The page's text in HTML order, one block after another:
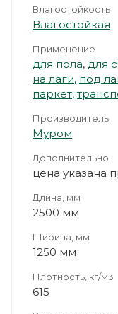
Влагостойкость
Влагостойкая
Применение
для пола, для
на лаги, под
паркет,
Производитель
Муром
Дополнительно
цена указана
Длина, мм
2500 мм
Ширина, мм
1250 мм
Плотность, кг/м3
615